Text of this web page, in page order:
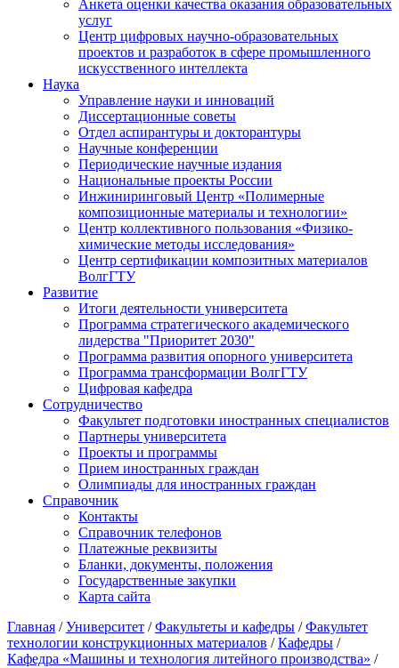
Анкета оценки качества оказания образовательных
услуг
Центр цифровых научно-образовательных
проектов и разработок в сфере промышленного
искусственного интеллекта
Наука
Управление науки и инноваций
Диссертационные советы
Отдел аспирантуры и докторантуры
Научные конференции
Периодические научные издания
Национальные проекты России
Инжиниринговый Центр «Полимерные
композиционные материалы и технологии»
Центр коллективного пользования «Физико-
химические методы исследования»
Центр сертификации композитных материалов
ВолгГТУ
Развитие
Итоги деятельности университета
Программа стратегического академического
лидерства "Приоритет 2030"
Программа развития опорного университета
Программа трансформации ВолгГТУ
Цифровая кафедра
Сотрудничество
Факультет подготовки иностранных специалистов
Партнеры университета
Проекты и программы
Прием иностранных граждан
Олимпиады для иностранных граждан
Справочник
Контакты
Справочник телефонов
Платежные реквизиты
Бланки, документы, положения
Государственные закупки
Карта сайта
Главная /Университет /Факультеты и кафедры /Факультет
технологии конструкционных материалов /Кафедры /
Кафедра «Машины и технология литейного производства» /